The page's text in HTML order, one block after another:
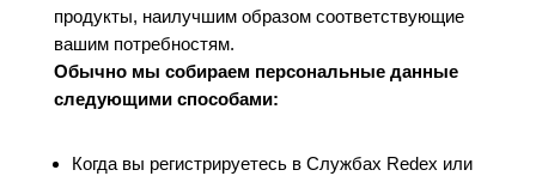
продукты, наилучшим образом соответствующие
вашим потребностям.
Обычно мы собираем персональные данные
следующими способами:
Когда вы регистрируетесь в Службах Redex или